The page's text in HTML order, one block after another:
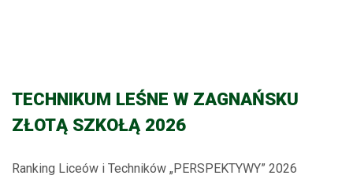
TECHNIKUM LEŚNE W ZAGNAŃSKU
ZŁOTĄ SZKOŁĄ 2026
Ranking Liceów i Techników „PERSPEKTYWY” 2026